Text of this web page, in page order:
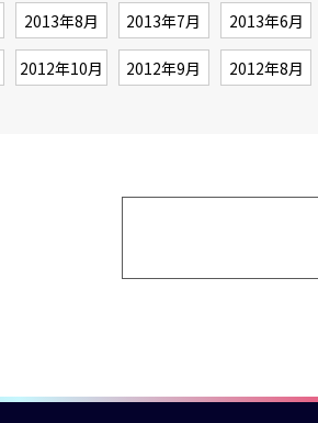
2013年8月 2013年7月 2013年6月
2012年10月 2012年9月 2012年8月